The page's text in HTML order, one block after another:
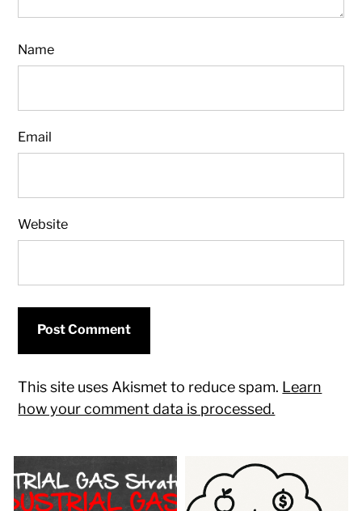
Name
Email
Website
This site uses Akismet to reduce spam. Learn
how your comment data is processed.